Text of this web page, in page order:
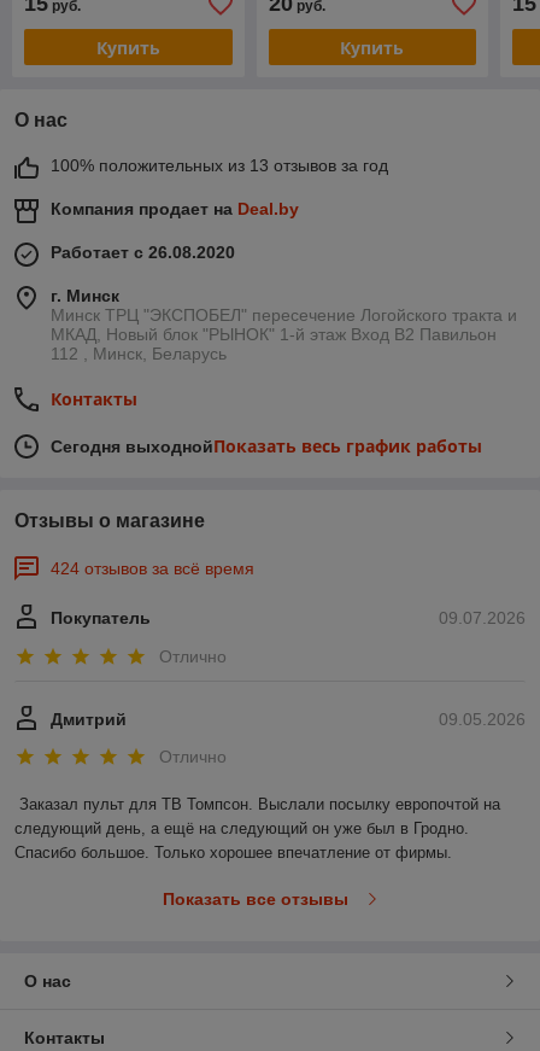
руб.
Купить
руб.
Купить
О нас
100% положительных из 13 отзывов за год
Компания продает на Deal.by
Работает с 26.08.2020
г. Минск
Минск ТРЦ "ЭКСПОБЕЛ" пересечение Логойского тракта и
МКАД, Новый блок "РЫНОК" 1-й этаж Вход B2 Павильон
112 , Минск, Беларусь
Контакты
Сегодня выходнойПоказать весь график работы
Отзывы о магазине
424 отзывов за всё время
09.07.2026
Покупатель
Отлично
09.05.2026
Дмитрий
Отлично
Заказал пульт для ТВ Томпсон. Выслали посылку европочтой на
следующий день, а ещё на следующий он уже был в Гродно.
Спасибо большое. Только хорошее впечатление от фирмы.
Показать все отзывы
О нас
Контакты